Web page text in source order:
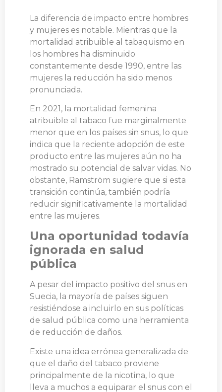
La diferencia de impacto entre hombres
y mujeres es notable. Mientras que la
mortalidad atribuible al tabaquismo en
los hombres ha disminuido
constantemente desde 1990, entre las
mujeres la reducción ha sido menos
pronunciada.
En 2021, la mortalidad femenina
atribuible al tabaco fue marginalmente
menor que en los países sin snus, lo que
indica que la reciente adopción de este
producto entre las mujeres aún no ha
mostrado su potencial de salvar vidas. No
obstante, Ramström sugiere que si esta
transición continúa, también podría
reducir significativamente la mortalidad
entre las mujeres.
Una oportunidad todavía
ignorada en salud
pública
A pesar del impacto positivo del snus en
Suecia, la mayoría de países siguen
resistiéndose a incluirlo en sus políticas
de salud pública como una herramienta
de reducción de daños.
Existe una idea errónea generalizada de
que el daño del tabaco proviene
principalmente de la nicotina, lo que
lleva a muchos a equiparar el snus con el